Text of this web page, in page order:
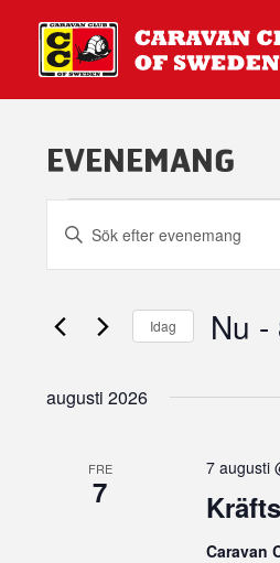
EVENEMANG
Evenemang
Search
and
Ange
nyckelord.
Sök
Evenemang
efter
Idag Nu -
augusti 2026
FRE
7
7 augusti
Caravan